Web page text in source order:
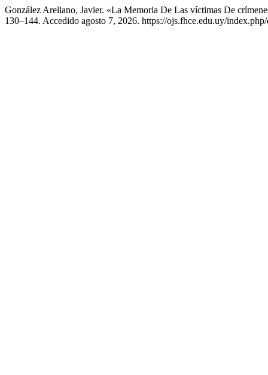
González Arellano, Javier. «La Memoria De Las víctimas De
130–144. Accedido agosto 7, 2026. https://ojs.fhce.edu.uy/